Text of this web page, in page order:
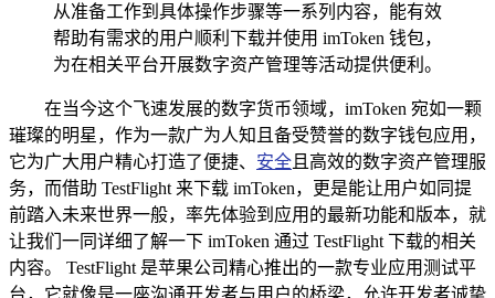
从准备工作到具体操作步骤等一系列内容，能有效
帮助有需求的用户顺利下载并使用 imToken 钱包，
为在相关平台开展数字资产管理等活动提供便利。
在当今这个飞速发展的数字货币领域，imToken 宛如一颗
璀璨的明星，作为一款广为人知且备受赞誉的数字钱包应用，
它为广大用户精心打造了便捷、 安全 且高效的数字资产管理服
务，而借助 TestFlight 来下载 imToken，更是能让用户如同提
前踏入未来世界一般，率先体验到应用的最新功能和版本，就
让我们一同详细了解一下 imToken 通过 TestFlight 下载的相关
内容。 TestFlight 是苹果公司精心推出的一款专业应用测试平
台，它就像是一座沟通开发者与用户的桥梁，允许开发者诚挚